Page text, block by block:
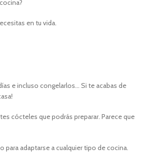
en tu vida.
e incluso congelarlos… Si te acabas de
cócteles que podrás preparar. Parece que
adaptarse a cualquier tipo de cocina.